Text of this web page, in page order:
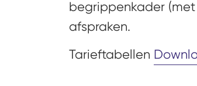
begrippenkader
afspraken.
Tarieftabellen